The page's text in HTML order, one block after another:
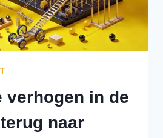
verhogen in de
naar